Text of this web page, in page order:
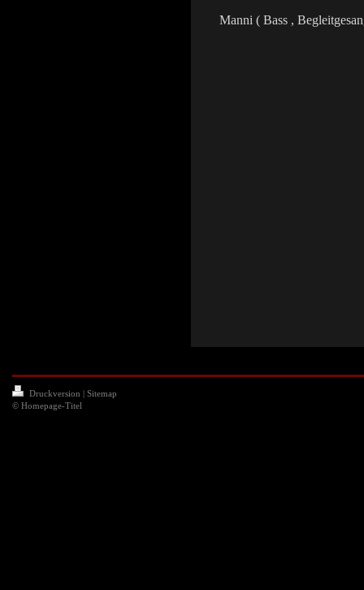
Manni ( Bass ,
Druckversion | Sitemap
© Homepage-Titel